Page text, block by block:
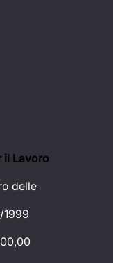
il Lavoro
delle
1999